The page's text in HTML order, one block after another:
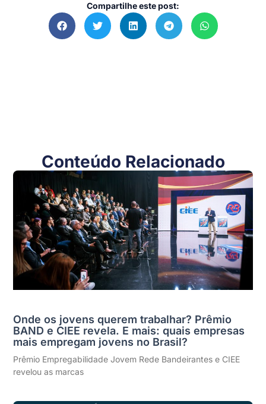
Compartilhe este post:
Conteúdo Relacionado
Onde os jovens querem trabalhar? Prêmio
BAND e CIEE revela. E mais: quais empresas
mais empregam jovens no Brasil?
Prêmio Empregabilidade Jovem Rede Bandeirantes e CIEE
revelou as marcas